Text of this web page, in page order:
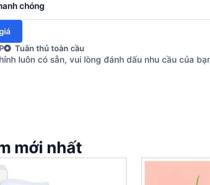
chóng
Tuân thủ toàn cầu
luôn có sẵn, vui lòng đánh dấu nhu cầu của
mới nhất